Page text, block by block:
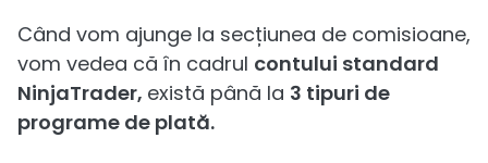
Când vom ajunge la secțiunea de comisioane,
vom vedea că în cadrul contului standard
NinjaTrader, există până la 3 tipuri de
programe de plată.